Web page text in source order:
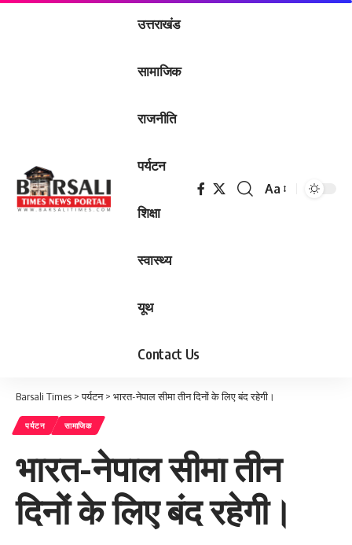
उत्तराखंड
सामाजिक
राजनीति
पर्यटन
शिक्षा
स्वास्थ्य
यूथ
Contact Us
Font
Aa
Barsali Times >पर्यटन> भारत-नेपाल सीमा तीन दिनों के लिए बंद रहेगी।
पर्यटन सामाजिक
भारत-नेपाल सीमा तीन
दिनों के लिए बंद रहेगी।